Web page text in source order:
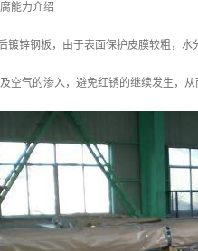
能力介绍
镀锌钢板，由于表面保护皮膜较粗，
空气的渗入，避免红锈的继续发生，从